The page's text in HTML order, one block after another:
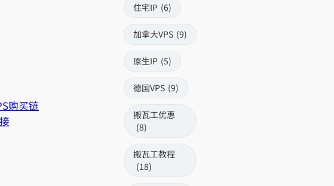
购买链
接
住宅IP (6)
加拿大VPS (9)
原生IP (5)
德国VPS (9)
搬瓦工优惠
(8)
搬瓦工教程
(18)